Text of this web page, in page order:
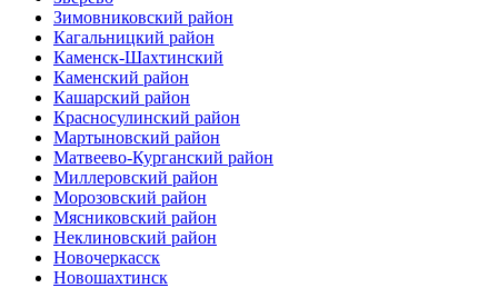
Зимовниковский район
Кагальницкий район
Каменск-Шахтинский
Каменский район
Кашарский район
Красносулинский район
Мартыновский район
Матвеево-Курганский район
Миллеровский район
Морозовский район
Мясниковский район
Неклиновский район
Новочеркасск
Новошахтинск